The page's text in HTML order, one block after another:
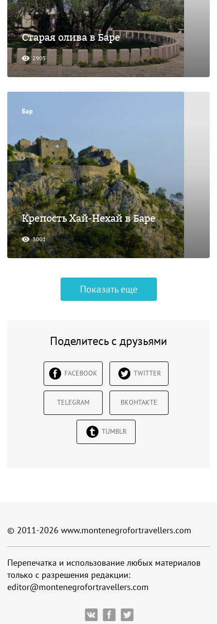
Старая олива в Баре
2905
Бар
Крепость Хай-Нехай в Баре
3001
Показать еще
Поделитесь с друзьями
FACEBOOK TWITTER
TELEGRAM ВКОНТАКТЕ
TUMBLR
© 2011-2026 www.montenegrofortravellers.com
Перепечатка и использование любых материалов
только с разрешения редакции:
editor@montenegrofortravellers.com